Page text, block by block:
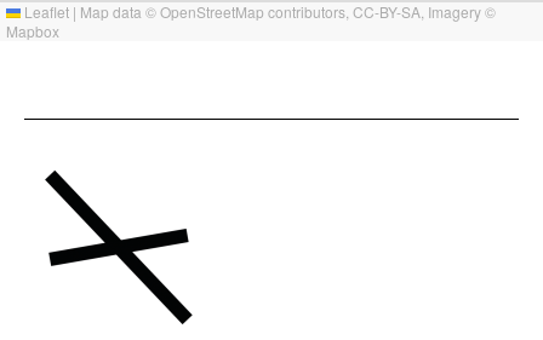
Leaflet | Map data ©OpenStreetMap contributors, CC-BY-SA , Imagery ©
Mapbox